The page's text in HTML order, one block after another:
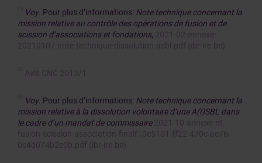
Voy. Pour plus d’informations: Note technique concernant la
mission relative au contrôle des opérations de fusion et de
scission d’associations et fondations, 2021-02-annexe-
20210107-note-technique-dissolution-asbl.pdf (ibr-ire.be)
Avis CNC 2013/1
Voy. Pour plus d’informations: Note technique concernant la
mission relative à la dissolution volontaire d’une A(I)SBL dans
le cadre d’un mandat de commissaire 2021-10-annexe-nt-
fusion-scission-association-finalf10e5101-ff22-470c-ae76-
0c4d074b2e0b.pdf (ibr-ire.be)